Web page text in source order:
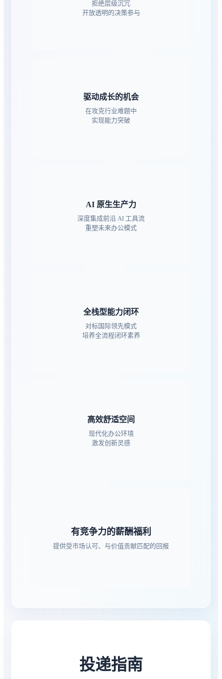
拒绝层级沉冗
开放透明的决策参与
驱动成长的机会
在攻克行业难题中
实现能力突破
AI 原生生产力
深度集成前沿 AI 工具流
重塑未来办公模式
全栈型能力闭环
对标国际领先模式
培养全流程闭环素养
高效舒适空间
现代化办公环境
激发创新灵感
有竞争力的薪酬福利
提供受市场认可、与价值贡献匹配的回报
投递指南